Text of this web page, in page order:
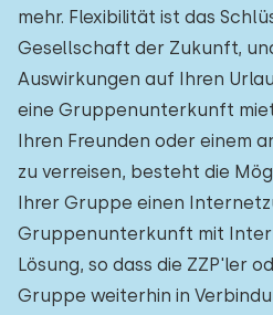
mehr. Flexibilität ist das
Gesellschaft der Zukunft,
Auswirkungen auf Ihren
eine Gruppenunterkunft
Ihren Freunden oder einem
zu verreisen, besteht die
Ihrer Gruppe einen
Gruppenunterkunft mit
Lösung, so dass die ZZP'ler
Gruppe weiterhin in